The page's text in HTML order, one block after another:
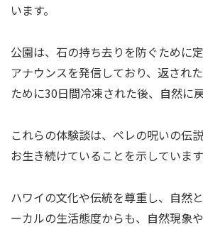
います。
公園は、石の持ち去りを防ぐために
アナウンスを発信しており、返され
ために30日間冷凍された後、自然に
これらの体験談は、ペレの呪いの伝
お生き続けていることを示しています
ハワイの文化や伝統を尊重し、自然
ーカルの生活態度からも、自然現象